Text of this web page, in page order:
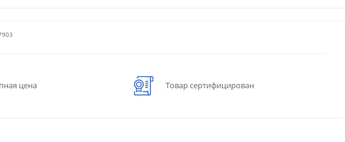
цена Товар сертифицирован